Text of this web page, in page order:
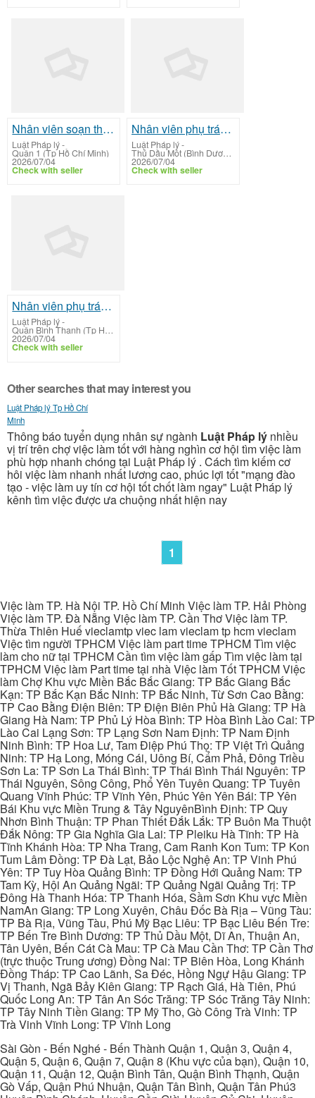
Nhân viên soạn thảo hợp đồng thương mại
Luật Pháp lý-
Quận 1 (Tp Hồ Chí Minh)
2026/07/04
Check with seller
Nhân viên phụ trách hợp đồng lao động
Luật Pháp lý-
Thủ Dầu Một (Bình Dương)
2026/07/04
Check with seller
Nhân viên phụ trách hợp đồng lao động
Luật Pháp lý-
Quận Bình Thạnh (Tp Hồ Chí Minh)
2026/07/04
Check with seller
Other searches that may interest you
Luật Pháp lý Tp Hồ Chí
Minh
Thông báo tuyển dụng nhân sự ngành Luật Pháp lý nhiều
vị trí trên chợ việc làm tốt với hàng nghìn cơ hội tìm việc làm
phù hợp nhanh chóng tại Luật Pháp lý . Cách tìm kiếm cơ
hôi việc làm nhanh nhất lương cao, phúc lợi tốt "mạng đào
tạo - việc làm uy tín cơ hội tốt chốt làm ngay" Luật Pháp lý
kênh tìm việc được ưa chuộng nhất hiện nay
1
Việc làm TP. Hà Nội TP. Hồ Chí Minh Việc làm TP. Hải Phòng
Việc làm TP. Đà Nẵng Việc làm TP. Cần Thơ Việc làm TP.
Thừa Thiên Huế vieclamtp viec lam vieclam tp hcm vieclam
Việc tìm người TPHCM Việc làm part time TPHCM Tìm việc
làm cho nữ tại TPHCM Cần tìm việc làm gấp Tìm việc làm tại
TPHCM Việc làm Part time tại nhà Việc làm Tốt TPHCM Việc
làm Chợ Khu vực Miền Bắc Bắc Giang: TP Bắc Giang Bắc
Kạn: TP Bắc Kạn Bắc Ninh: TP Bắc Ninh, Từ Sơn Cao Bằng:
TP Cao Bằng Điện Biên: TP Điện Biên Phủ Hà Giang: TP Hà
Giang Hà Nam: TP Phủ Lý Hòa Bình: TP Hòa Bình Lào Cai: TP
Lào Cai Lạng Sơn: TP Lạng Sơn Nam Định: TP Nam Định
Ninh Bình: TP Hoa Lư, Tam Điệp Phú Thọ: TP Việt Trì Quảng
Ninh: TP Hạ Long, Móng Cái, Uông Bí, Cẩm Phả, Đông Triều
Sơn La: TP Sơn La Thái Bình: TP Thái Bình Thái Nguyên: TP
Thái Nguyên, Sông Công, Phổ Yên Tuyên Quang: TP Tuyên
Quang Vĩnh Phúc: TP Vĩnh Yên, Phúc Yên Yên Bái: TP Yên
Bái Khu vực Miền Trung & Tây NguyênBình Định: TP Quy
Nhơn Bình Thuận: TP Phan Thiết Đắk Lắk: TP Buôn Ma Thuột
Đắk Nông: TP Gia Nghĩa Gia Lai: TP Pleiku Hà Tĩnh: TP Hà
Tĩnh Khánh Hòa: TP Nha Trang, Cam Ranh Kon Tum: TP Kon
Tum Lâm Đồng: TP Đà Lạt, Bảo Lộc Nghệ An: TP Vinh Phú
Yên: TP Tuy Hòa Quảng Bình: TP Đồng Hới Quảng Nam: TP
Tam Kỳ, Hội An Quảng Ngãi: TP Quảng Ngãi Quảng Trị: TP
Đông Hà Thanh Hóa: TP Thanh Hóa, Sầm Sơn Khu vực Miền
NamAn Giang: TP Long Xuyên, Châu Đốc Bà Rịa – Vũng Tàu:
TP Bà Rịa, Vũng Tàu, Phú Mỹ Bạc Liêu: TP Bạc Liêu Bến Tre:
TP Bến Tre Bình Dương: TP Thủ Dầu Một, Dĩ An, Thuận An,
Tân Uyên, Bến Cát Cà Mau: TP Cà Mau Cần Thơ: TP Cần Thơ
(trực thuộc Trung ương) Đồng Nai: TP Biên Hòa, Long Khánh
Đồng Tháp: TP Cao Lãnh, Sa Đéc, Hồng Ngự Hậu Giang: TP
Vị Thanh, Ngã Bảy Kiên Giang: TP Rạch Giá, Hà Tiên, Phú
Quốc Long An: TP Tân An Sóc Trăng: TP Sóc Trăng Tây Ninh:
TP Tây Ninh Tiền Giang: TP Mỹ Tho, Gò Công Trà Vinh: TP
Trà Vinh Vĩnh Long: TP Vĩnh Long
Sài Gòn - Bến Nghé - Bến Thành Quận 1, Quận 3, Quận 4,
Quận 5, Quận 6, Quận 7, Quận 8 (Khu vực của bạn), Quận 10,
Quận 11, Quận 12, Quận Bình Tân, Quận Bình Thạnh, Quận
Gò Vấp, Quận Phú Nhuận, Quận Tân Bình, Quận Tân Phú3